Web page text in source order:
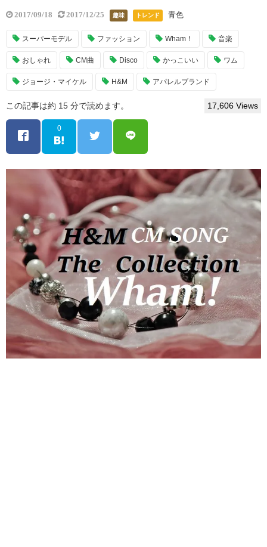
2017/09/18 2017/12/25 趣味 トレンド 青色
スーパーモデル ファッション Wham！ 音楽
おしゃれ CM曲 Disco かっこいい ワム
ジョージ・マイケル H&M アパレルブランド
この記事は約 15 分で読めます。 17,606 Views
0